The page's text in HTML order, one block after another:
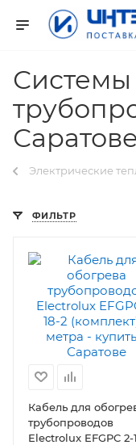
Системы
Саратове
Электрические
ФИЛЬТР
Кабель для
трубопроводов
Electrolux EFGPC 2-